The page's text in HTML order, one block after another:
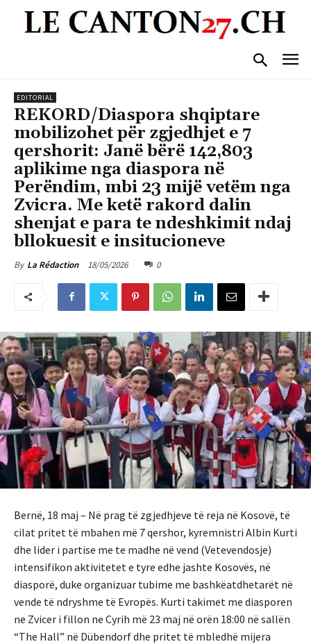
EDITORIAL
REKORD/Diaspora shqiptare
mobilizohet për zgjedhjet e 7
qershorit: Janë bërë 142,803
aplikime nga diaspora në
Perëndim, mbi 23 mijë vetëm nga
Zvicra. Me ketë rakord dalin
shenjat e para te ndeshkimit ndaj
bllokuesit e insitucioneve
By La Rédaction 18/05/2026 0
Bernë, 18 maj – Në prag të zgjedhjeve të reja në Kosovë, të
cilat pritet të mbahen më 7 qershor, kyremnistri Albin Kurti
dhe lider i partise me te madhe në vend (Vetevendosje)
intensifikon aktivitetet e tyre edhe jashte Kosovës, në
diasporë, duke organizuar tubime me bashkëatdhetarët në
vende të ndryshme të Evropës. Kurti takimet me diasporen
ne Zvicer i fillon ne Cyrih më 23 maj në orën 18:00 në sallën
“The Hall” në Dübendorf dhe pritet të mbledhë mijera